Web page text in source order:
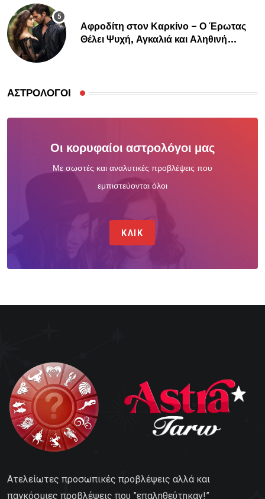
Αφροδίτη στον Καρκίνο – Ο Έρωτας
Θέλει Ψυχή, Αγκαλιά και Αληθινή
ΑΣΤΡΟΛΌΓΟΙ
Οι κορυφαίοι αστρολόγοι μας
Με σωστές και αναλυτικές προβλέψεις που
εμπιστεύονται όλοι
ΚΛΙΚ
Ατελείωτες προσωπικές προβλέψεις αλλά και
παγκόσμιες προβλέψεις που ”επαληθεύτηκαν!”